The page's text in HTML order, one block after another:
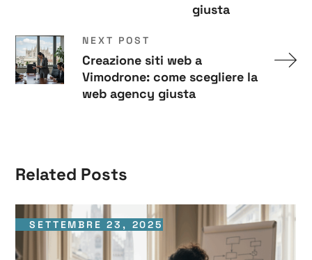
giusta
NEXT POST
Creazione siti web a
Vimodrone: come scegliere la
web agency giusta
Related Posts
SETTEMBRE 23, 2025